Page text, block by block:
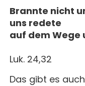
Brannte nicht
uns redete
auf dem Wege
Luk. 24,32
Das gibt es